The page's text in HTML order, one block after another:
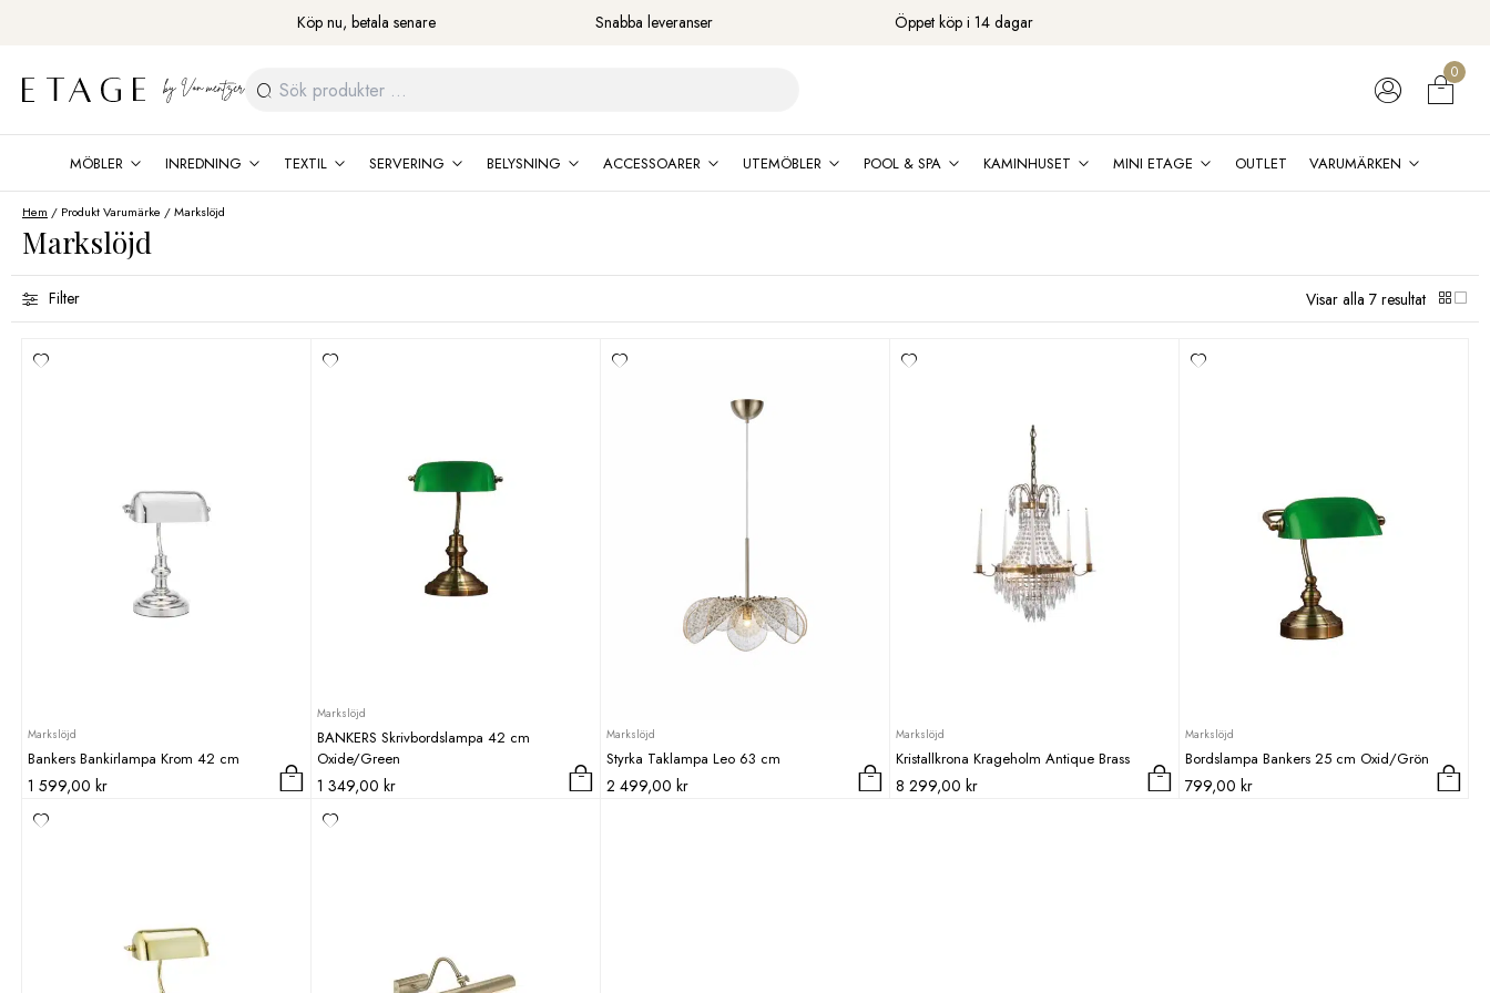
Köp nu, betala senare Snabba leveranser Öppet köp i 14 dagar
Sök
efter:
0
MÖBLER INREDNING TEXTIL SERVERING BELYSNING ACCESSOARER UTEMÖBLER POOL & SPA KAMINHUSET MINI ETAGE OUTLET VARUMÄRKEN
Hem / Produkt Varumärke / Markslöjd
Markslöjd
Filter Visar alla 7 resultat
Markslöjd
Bankers Bankirlampa Krom 42 cm
1 599,00 kr
Markslöjd
BANKERS Skrivbordslampa 42 cm
Oxide/Green
1 349,00 kr
Markslöjd
Styrka Taklampa Leo 63 cm
2 499,00 kr
Markslöjd
Kristallkrona Krageholm Antique Brass
8 299,00 kr
Markslöjd
Bordslampa Bankers 25 cm Oxid/Grön
799,00 kr